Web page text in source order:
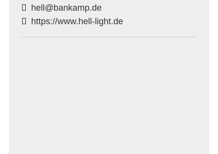
hell@bankamp.de
https://www.hell-light.de